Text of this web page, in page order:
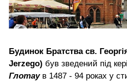
Будинок Братства св.
Jerzego) був зведений під
Глотаув 1487 - 94 роках у